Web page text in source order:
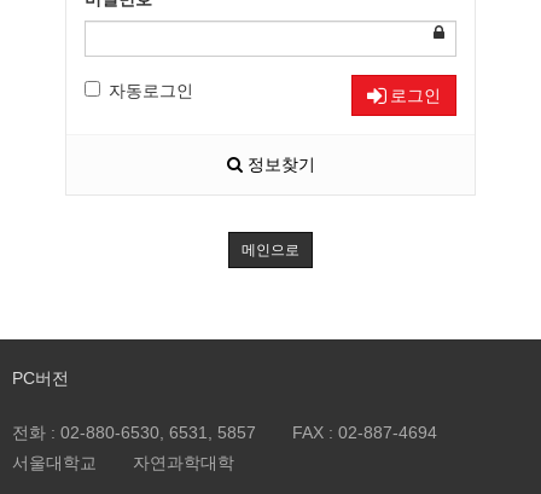
자동로그인 로그인
정보찾기
메인으로
PC버전
전화 : 02-880-6530, 6531, 5857 FAX : 02-887-4694
서울대학교
자연과학대학